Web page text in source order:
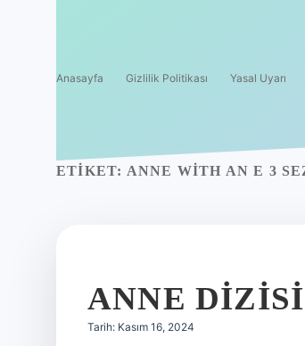
Anasayfa Gizlilik Politikası Yasal Uyarı
ETIKET: ANNE WITH AN E 3
ANNE
Tarih: Kasım 16, 2024